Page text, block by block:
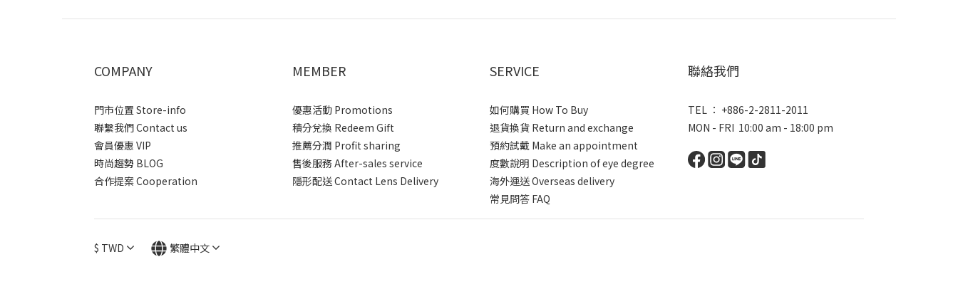
COMPANY
門市位置 Store-info
聯繫我們 Contact us
會員優惠 VIP
時尚趨勢 BLOG
合作提案 Cooperation
MEMBER
優惠活動 Promotions
積分兌換 Redeem Gift
推薦分潤 Profit sharing
售後服務 After-sales service
隱形配送 Contact Lens Delivery
SERVICE
如何購買 How To Buy
退貨換貨 Return and exchange
預約試戴 Make an appointment
度數說明 Description of eye degree
海外運送 Overseas delivery
常見問答 FAQ
聯絡我們
TEL ： +886-2-2811-2011
MON - FRI 10:00 am - 18:00 pm
$ TWD 繁體中文